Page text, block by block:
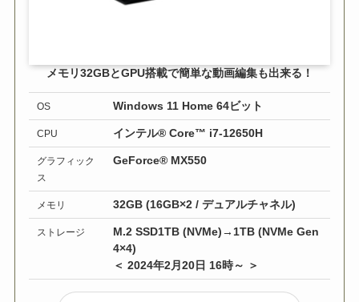
メモリ32GBとGPU搭載で簡単な動画編集も出来る！
OS Windows 11 Home 64ビット
CPU インテル® Core™ i7-12650H
グラフィック
ス
GeForce® MX550
メモリ 32GB (16GB×2 / デュアルチャネル)
ストレージ
M.2 SSD1TB (NVMe)→1TB (NVMe Gen
4×4)
＜ 2024年2月20日 16時～ ＞